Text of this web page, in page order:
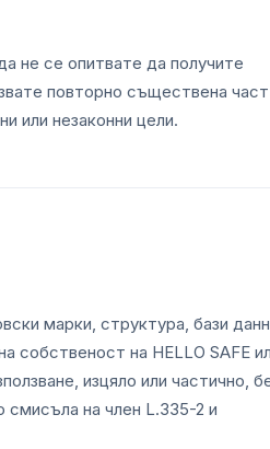
не се опитвате да получите
повторно съществена част
или незаконни цели.
марки, структура, бази
собственост на HELLO SAFE
изцяло или частично,
смисъла на член L.335-2 и